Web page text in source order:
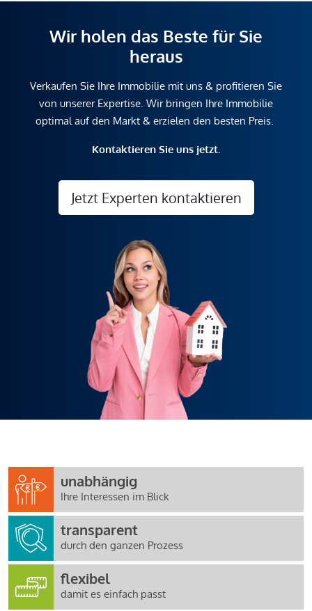
Wir holen das Beste für Sie
heraus
Verkaufen Sie Ihre Immobilie mit uns & profitieren Sie
von unserer Expertise. Wir bringen Ihre Immobilie
optimal auf den Markt & erzielen den besten Preis.
Kontaktieren Sie uns jetzt.
Jetzt Experten kontaktieren
unabhängig
Ihre Interessen im Blick
transparent
durch den ganzen Prozess
flexibel
damit es einfach passt